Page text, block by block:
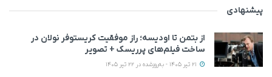
پیشنهادی
از بتمن تا اودیسه؛ راز موفقیت کریستوفر نولان در
ساخت فیلم‌های پرریسک + تصویر